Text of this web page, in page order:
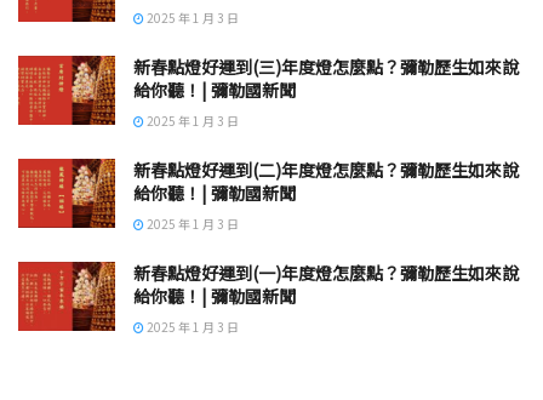
2025 年 1 月 3 日
新春點燈好運到(三)年度燈怎麼點？彌勒歷生如來說
給你聽！| 彌勒國新聞
2025 年 1 月 3 日
新春點燈好運到(二)年度燈怎麼點？彌勒歷生如來說
給你聽！| 彌勒國新聞
2025 年 1 月 3 日
新春點燈好運到(一)年度燈怎麼點？彌勒歷生如來說
給你聽！| 彌勒國新聞
2025 年 1 月 3 日